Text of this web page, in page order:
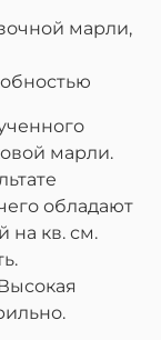
марли,
марли.
обладают
на кв. см.